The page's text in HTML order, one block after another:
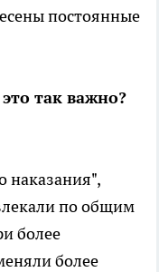
постоянные
так важно?
наказания",
по общим
более
более